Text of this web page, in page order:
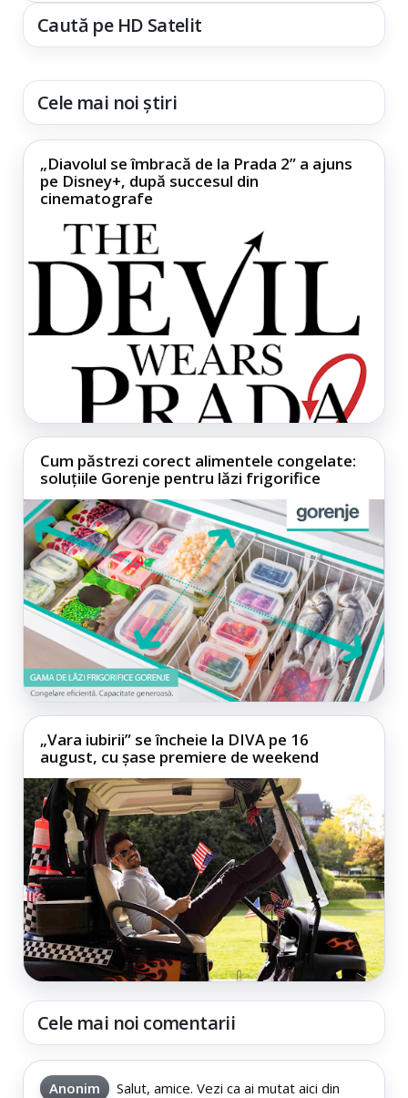
Caută pe HD Satelit
Cele mai noi știri
„Diavolul se îmbracă de la Prada 2” a ajuns
pe Disney+, după succesul din
cinematografe
Cum păstrezi corect alimentele congelate:
soluțiile Gorenje pentru lăzi frigorifice
„Vara iubirii” se încheie la DIVA pe 16
august, cu șase premiere de weekend
Cele mai noi comentarii
Anonim
Salut, amice. Vezi ca ai mutat aici din